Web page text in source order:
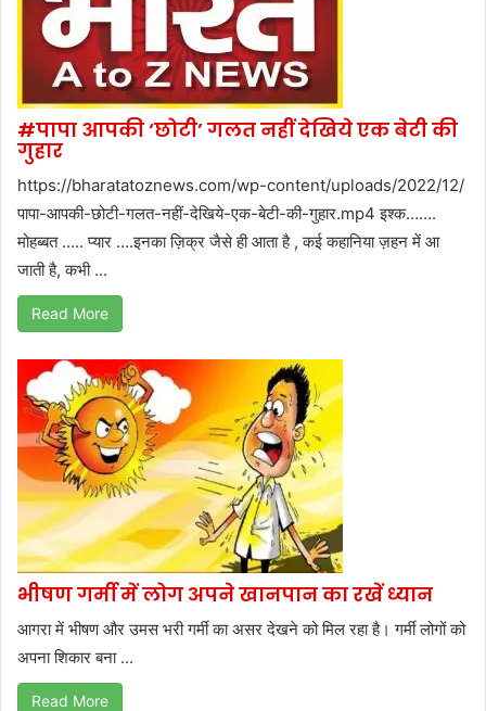
#पापा आपकी ‘छोटी’ गलत नहीं देखिये एक बेटी की
गुहार
https://bharatatoznews.com/wp-content/uploads/2022/12/
पापा-आपकी-छोटी-गलत-नहीं-देखिये-एक-बेटी-की-गुहार.mp4 इश्क…….
मोहब्बत ….. प्यार ….इनका ज़िक्र जैसे ही आता है , कई कहानिया ज़हन में आ
जाती है, कभी ...
Read More
भीषण गर्मी में लोग अपने खानपान का रखें ध्यान
आगरा में भीषण और उमस भरी गर्मी का असर देखने को मिल रहा है। गर्मी लोगों को
अपना शिकार बना ...
Read More